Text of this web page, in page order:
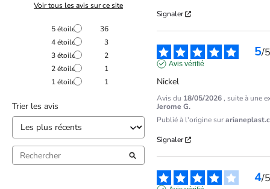
Voir tous les avis sur ce site
5étoiles
36
4étoiles
3
3étoiles
2
2étoiles
1
1étoile 1
Trier les avis
Signaler
5/5
Avis vérifié
Nickel
Avis du 18/05/2026 , suite à une
Jerome G.
Publié à l'origine sur
Signaler
4/5